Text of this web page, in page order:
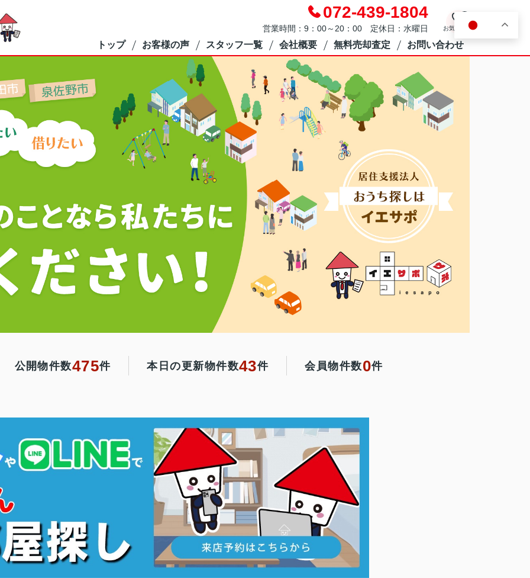
072-439-1804
営業時間：9：00～20：00 定休日：水曜日 お気に入り
トップ お客様の声 スタッフ一覧 会社概要 無料売却査定 お問い合わせ
公開物件数475件 本日の更新物件数43件 会員物件数0件